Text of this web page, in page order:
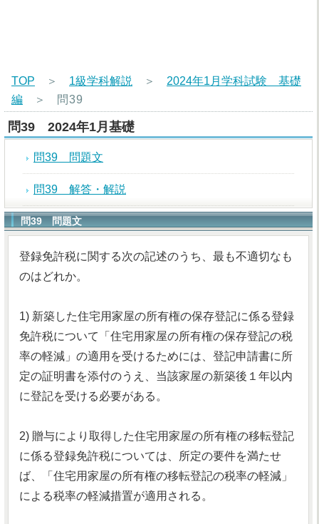
TOP ＞ 1級学科解説 ＞ 2024年1月学科試験 基礎
編 ＞ 問39
問39 2024年1月基礎
問39 問題文
問39 解答・解説
問39 問題文
登録免許税に関する次の記述のうち、最も不適切なも
のはどれか。
1) 新築した住宅用家屋の所有権の保存登記に係る登録
免許税について「住宅用家屋の所有権の保存登記の税
率の軽減」の適用を受けるためには、登記申請書に所
定の証明書を添付のうえ、当該家屋の新築後１年以内
に登記を受ける必要がある。
2) 贈与により取得した住宅用家屋の所有権の移転登記
に係る登録免許税については、所定の要件を満たせ
ば、「住宅用家屋の所有権の移転登記の税率の軽減」
による税率の軽減措置が適用される。